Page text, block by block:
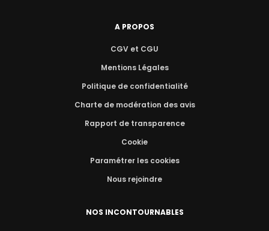
A PROPOS
CGV et CGU
Mentions Légales
Politique de confidentialité
Charte de modération des avis
Rapport de transparence
Cookie
Paramétrer les cookies
Nous rejoindre
NOS INCONTOURNABLES